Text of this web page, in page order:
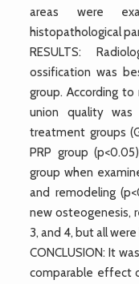
areas were
histopathological
RESULTS:
ossification was
group. According
union quality
treatment groups
PRP group
group when
and remodeling
new osteogenesis,
3, and 4, but all
CONCLUSION: It
comparable effect